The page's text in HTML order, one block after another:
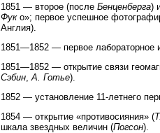
1851 — второе (после Бенценберга)
Фуко»; первое успешное
Англия).
1851—1852 — первое лабораторное
1851—1852 — открытие связи
Сэбин А. Готье).
1852 — установление 11-летнего
1854 — открытие «противосияния» (
шкала звездных величин (Погсон).